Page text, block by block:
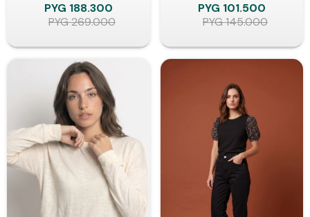
PYG 188.300
PYG269.000
PYG 101.500
PYG145.000